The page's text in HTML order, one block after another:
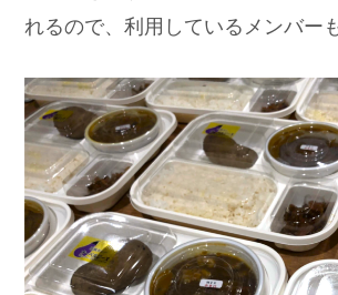
れるので、利用しているメンバー